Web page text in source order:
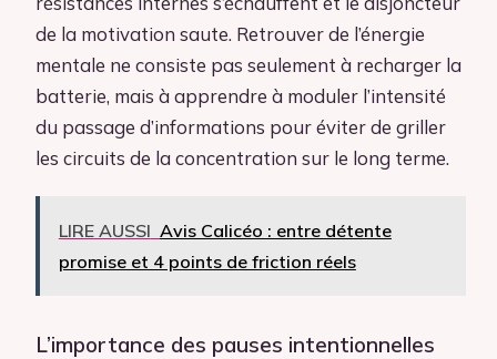
de la motivation saute. Retrouver de l’énergie
mentale ne consiste pas seulement à recharger la
batterie, mais à apprendre à moduler l’intensité
du passage d’informations pour éviter de griller
les circuits de la concentration sur le long terme.
LIRE AUSSI Avis Calicéo : entre détente
promise et 4 points de friction réels
L’importance des pauses intentionnelles